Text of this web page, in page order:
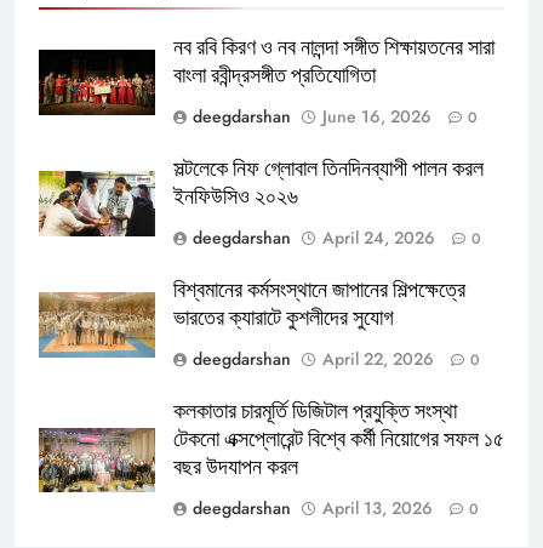
নব রবি কিরণ ও নব নালন্দা সঙ্গীত শিক্ষায়তনের সারা
বাংলা রবীন্দ্রসঙ্গীত প্রতিযোগিতা
deegdarshan
June 16, 2026 0
সল্টলেকে নিফ গ্লোবাল তিনদিনব্যাপী পালন করল
ইনফিউসিও ২০২৬
deegdarshan
April 24, 2026 0
বিশ্বমানের কর্মসংস্থানে জাপানের শিল্পক্ষেত্রে
ভারতের ক্যারাটে কুশলীদের সুযোগ
deegdarshan
April 22, 2026 0
কলকাতার চারমূর্তি ডিজিটাল প্রযুক্তি সংস্থা
টেকনো এক্সপ্লোরেন্ট বিশ্বে কর্মী নিয়োগের সফল ১৫
বছর উদযাপন করল
deegdarshan
April 13, 2026 0